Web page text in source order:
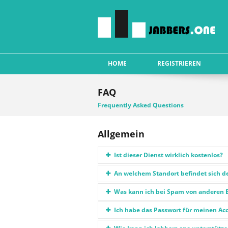
HOME REGISTRIEREN
FAQ
Frequently Asked Questions
Allgemein
Ist dieser Dienst wirklich kostenlos?
Ja dieser Dienst ist wirklich kostenlos. Du
An welchem Standort befindet sich
Der XMPP Dienst wird über einen
Was kann ich bei Spam von anderen
Über deinen XMPP Client, kannst du
Ich habe das Passwort für meinen